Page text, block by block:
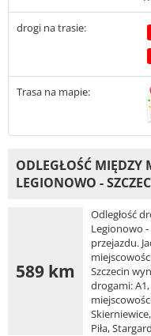
drogi na trasie:
Trasa na mapie:
ODLEGŁOŚĆ MIĘDZY
LEGIONOWO -
589 km
Odległość
Legionowo
przejazdu.
Szczecin
drogami: A1,
Piła,